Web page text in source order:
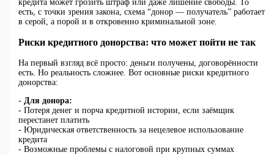
кредита может грозить штраф или даже лишение свободы. То
есть, с точки зрения закона, схема “донор — получатель” работает
в серой, а порой и в откровенно криминальной зоне.
Риски кредитного донорства: что может пойти не так
На первый взгляд всё просто: деньги получены, договорённости
есть. Но реальность сложнее. Вот основные риски кредитного
донорства:
- Для донора:
- Потеря денег и порча кредитной истории, если заёмщик
перестанет платить
- Юридическая ответственность за нецелевое использование
кредита
- Возможные проблемы с налоговой при крупных суммах